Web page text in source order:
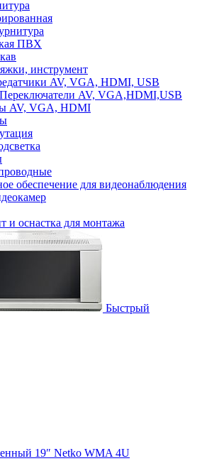
ПВХ
инструмент
AV, VGA, HDMI, USB
AV, VGA,HDMI,USB
AV, VGA, HDMI
обеспечение для видеонаблюдения
и оснастка для монтажа
Быстрый
19″ Netko WMA 4U